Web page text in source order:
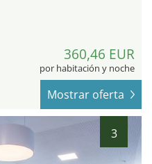
360,46 EUR
por habitación y noche
Mostrar oferta
3